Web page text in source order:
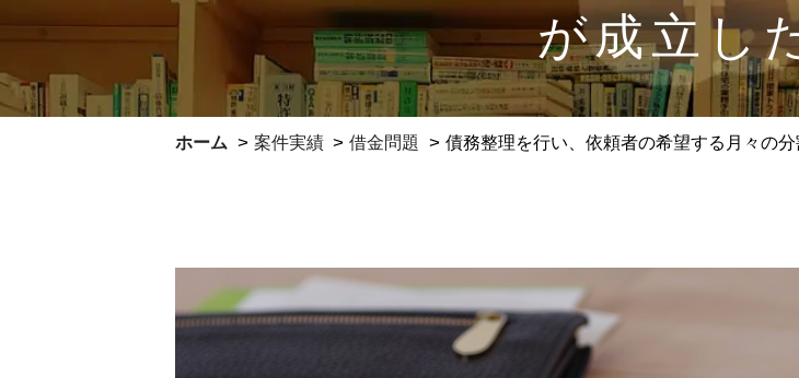
が成立し
ホーム > 案件実績 > 借金問題 > 債務整理を行い、依頼者の希望する月々の